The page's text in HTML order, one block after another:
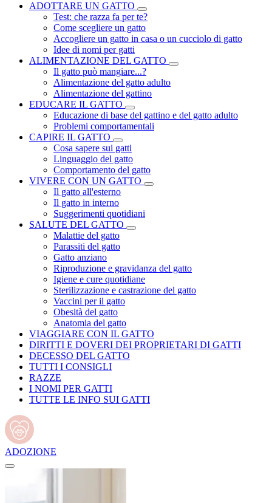
ADOTTARE UN GATTO
Test: che razza fa per te?
Come scegliere un gatto
Accogliere un gatto in casa o un cucciolo di gatto
Idee di nomi per gatti
ALIMENTAZIONE DEL GATTO
Il gatto può mangiare...?
Alimentazione del gatto adulto
Alimentazione del gattino
EDUCARE IL GATTO
Educazione di base del gattino e del gatto adulto
Problemi comportamentali
CAPIRE IL GATTO
Cosa sapere sui gatti
Linguaggio del gatto
Comportamento del gatto
VIVERE CON UN GATTO
Il gatto all'esterno
Il gatto in interno
Suggerimenti quotidiani
SALUTE DEL GATTO
Malattie del gatto
Parassiti del gatto
Gatto anziano
Riproduzione e gravidanza del gatto
Igiene e cure quotidiane
Sterilizzazione e castrazione del gatto
Vaccini per il gatto
Obesità del gatto
Anatomia del gatto
VIAGGIARE CON IL GATTO
DIRITTI E DOVERI DEI PROPRIETARI DI GATTI
DECESSO DEL GATTO
TUTTI I CONSIGLI
RAZZE
I NOMI PER GATTI
TUTTE LE INFO SUI GATTI
ADOZIONE